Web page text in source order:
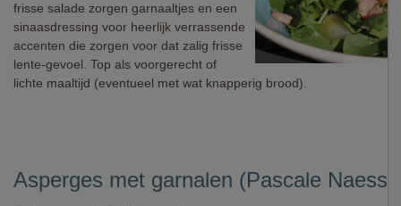
frisse salade zorgen garnaaltjes en een
sinaasdressing voor heerlijk verrassende
accenten die zorgen voor dat zalig frisse
lente-gevoel. Top als voorgerecht of
lichte maaltijd (eventueel met wat knapperig brood).
Asperges met garnalen (Pascale